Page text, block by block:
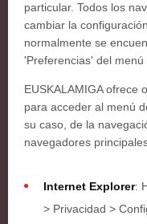
particular. Todos los
cambiar la
normalmente se
'Preferencias' del menú
EUSKALAMIGA ofrece
para acceder al menú
su caso, de la
navegadores
Internet Explorer:
> Privacidad >